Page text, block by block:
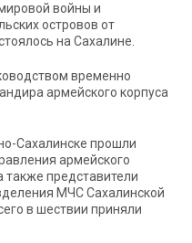
войны и
островов от
на Сахалине.
временно
армейского корпуса
Сахалинске прошли
армейского
представители
МЧС Сахалинской
в шествии приняли